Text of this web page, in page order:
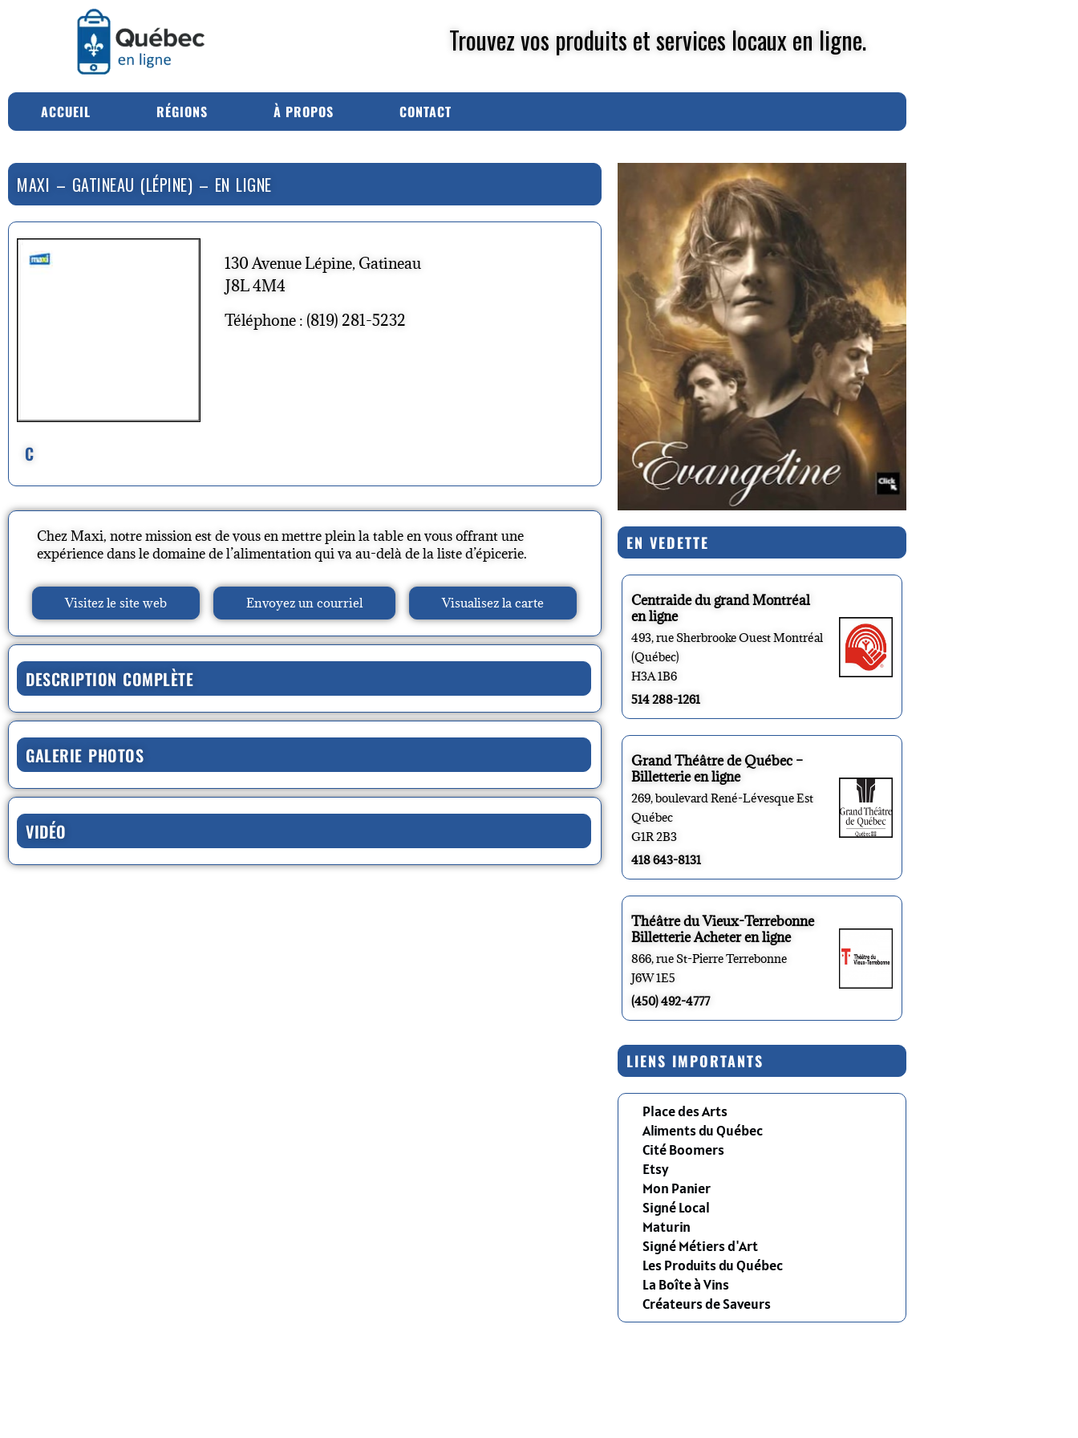
Trouvez vos produits et services locaux en ligne.
ACCUEIL RÉGIONS À PROPOS CONTACT
MAXI – GATINEAU (LÉPINE) – EN LIGNE
C
130 Avenue Lépine, Gatineau
J8L 4M4
Téléphone : (819) 281-5232
Chez Maxi, notre mission est de vous en mettre plein la table en vous offrant une
expérience dans le domaine de l’alimentation qui va au-delà de la liste d’épicerie.
Visitez le site web Envoyez un courriel Visualisez la carte
DESCRIPTION COMPLÈTE
GALERIE PHOTOS
VIDÉO
EN VEDETTE
Centraide du grand Montréal
en ligne
493, rue Sherbrooke Ouest Montréal
(Québec)
H3A 1B6
514 288-1261
Grand Théâtre de Québec –
Billetterie en ligne
269, boulevard René-Lévesque Est
Québec
G1R 2B3
418 643-8131
Théâtre du Vieux-Terrebonne
Billetterie Acheter en ligne
866, rue St-Pierre Terrebonne
J6W 1E5
(450) 492-4777
LIENS IMPORTANTS
Place des Arts
Aliments du Québec
Cité Boomers
Etsy
Mon Panier
Signé Local
Maturin
Signé Métiers d'Art
Les Produits du Québec
La Boîte à Vins
Créateurs de Saveurs